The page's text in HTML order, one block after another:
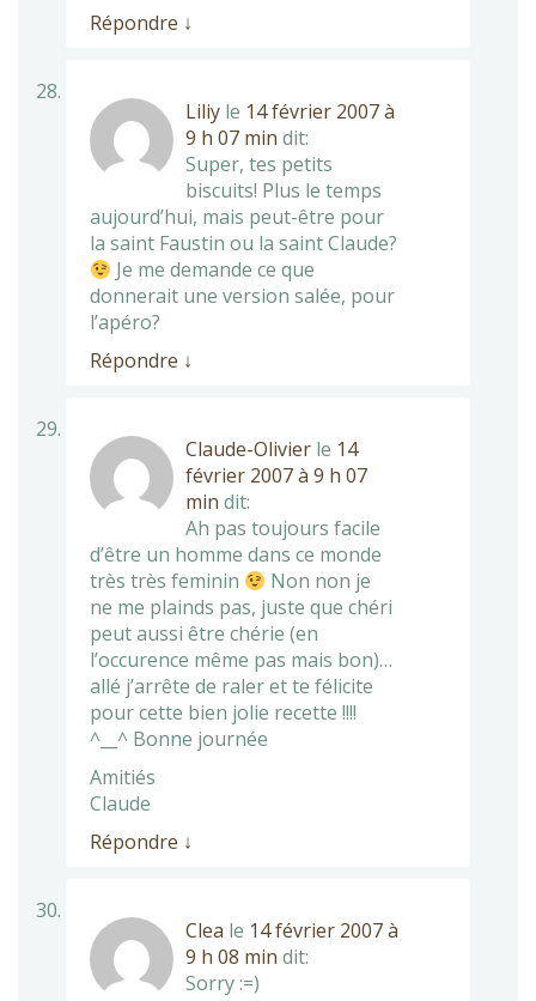
Répondre ↓
Liliy le 14 février 2007 à
9 h 07 min dit:
Super, tes petits
biscuits! Plus le temps
aujourd’hui, mais peut-être pour
la saint Faustin ou la saint Claude?
Je me demande ce que
donnerait une version salée, pour
l’apéro?
Répondre ↓
Claude-Olivier le 14
février 2007 à 9 h 07
min dit:
Ah pas toujours facile
d’être un homme dans ce monde
très très feminin
Non non je
ne me plainds pas, juste que chéri
peut aussi être chérie (en
l’occurence même pas mais bon)…
allé j’arrête de raler et te félicite
pour cette bien jolie recette !!!!
^__^ Bonne journée
Amitiés
Claude
Répondre ↓
Clea le 14 février 2007 à
9 h 08 min dit:
Sorry :=)